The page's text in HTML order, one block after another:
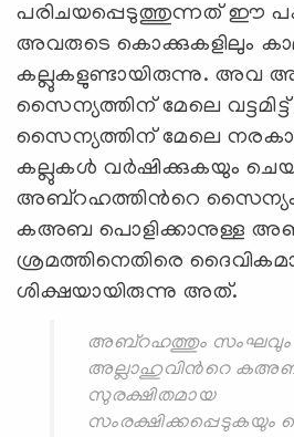
പരിചയപ്പെടുത്തുന്നത് ഈ
അവരുടെ കൊക്കുകളിലും
കല്ലുകളുണ്ടായിരുന്നു. അവ
സൈന്യത്തിന് മേലെ
സൈന്യത്തിന് മേലെ
കല്ലുകള്‍ വര്‍ഷിക്കുകയും
അബ്റഹത്തിന്‍റെ സൈന്യം
കഅബ പൊളിക്കാനുള്ള
ശ്രമത്തിനെതിരെ
ശിക്ഷയായിരുന്നു അത്.
അബ്റഹത്തും സംഘവും
അല്ലാഹുവിന്‍റെ
സുരക്ഷിതമായ